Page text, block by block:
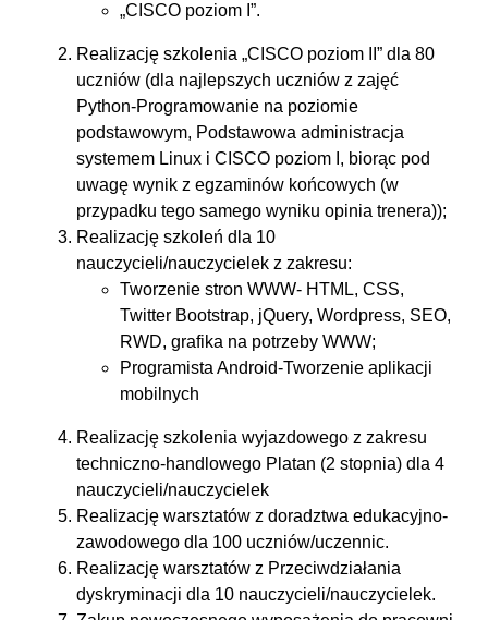
„CISCO poziom I”.
Realizację szkolenia „CISCO poziom II” dla 80
uczniów (dla najlepszych uczniów z zajęć
Python-Programowanie na poziomie
podstawowym, Podstawowa administracja
systemem Linux i CISCO poziom I, biorąc pod
uwagę wynik z egzaminów końcowych (w
przypadku tego samego wyniku opinia trenera));
Realizację szkoleń dla 10
nauczycieli/nauczycielek z zakresu:
Tworzenie stron WWW- HTML, CSS,
Twitter Bootstrap, jQuery, Wordpress, SEO,
RWD, grafika na potrzeby WWW;
Programista Android-Tworzenie aplikacji
mobilnych
Realizację szkolenia wyjazdowego z zakresu
techniczno-handlowego Platan (2 stopnia) dla 4
nauczycieli/nauczycielek
Realizację warsztatów z doradztwa edukacyjno-
zawodowego dla 100 uczniów/uczennic.
Realizację warsztatów z Przeciwdziałania
dyskryminacji dla 10 nauczycieli/nauczycielek.